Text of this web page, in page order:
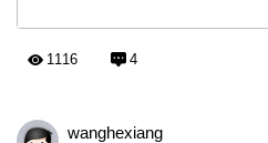
1116 4
wanghexiang